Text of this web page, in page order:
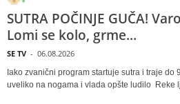
SUTRA POČINJE GUČA!
Lomi se kolo, grme...
SE TV - 06.08.2026
Iako zvanični program startuje sutra i traje do
uveliko na nogama i vlada opšte ludilo Reke